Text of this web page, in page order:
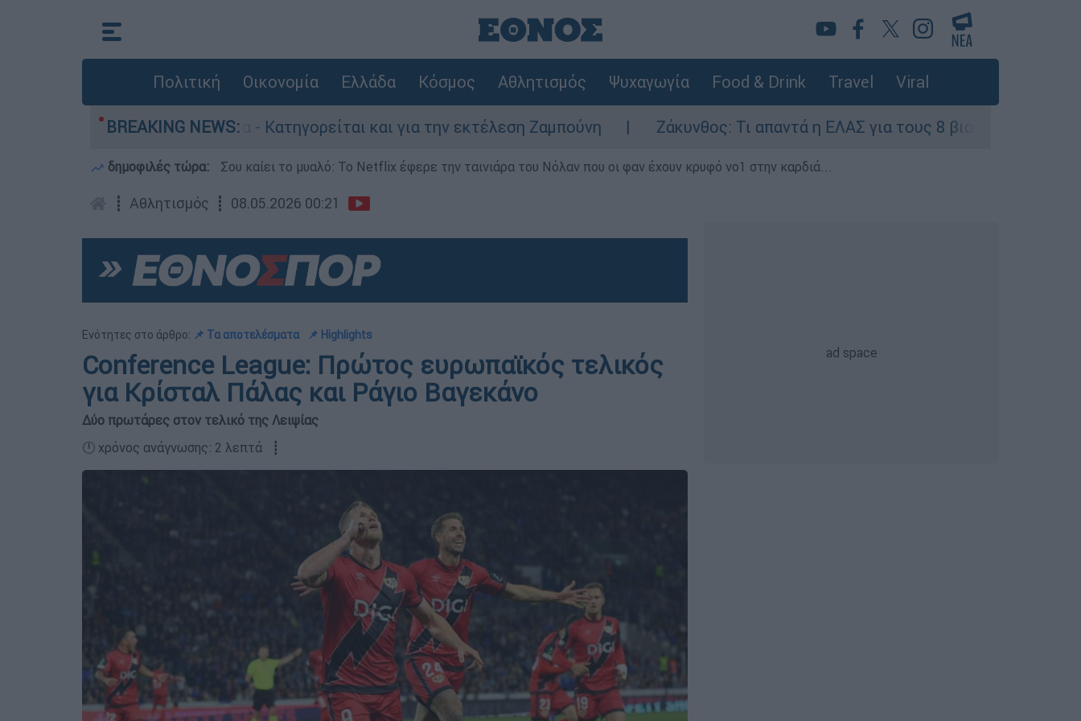
Πολιτική Οικονομία Ελλάδα Κόσμος Αθλητισμός Ψυχαγωγία Food & Drink Travel Viral
BREAKING NEWS:
στην Ελλάδα - Κατηγορείται και για την εκτέλεση Ζαμπούνη Ζάκυνθος: Τι απαντά η ΕΛΑΣ για τους 8 βιασμούς τουριστριών -
δημοφιλές τώρα: Σου καίει το μυαλό: Το Netflix έφερε την ταινιάρα του Νόλαν που οι φαν έχουν κρυφό νο1 στην καρδιά...
┋ Αθλητισμός ┋ 08.05.2026 00:21
Ενότητες στο άρθρο: 📌 Τα αποτελέσματα 📌 Highlights
Conference League: Πρώτος ευρωπαϊκός τελικός
για Κρίσταλ Πάλας και Ράγιο Βαγεκάνο
Δύο πρωτάρες στον τελικό της Λειψίας
🕛 χρόνος ανάγνωσης: 2 λεπτά ┋